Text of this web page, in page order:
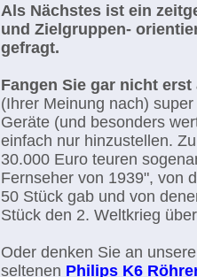
Als Nächstes ist ein
und Zielgruppen-
gefragt.
Fangen Sie gar nicht erst
(Ihrer Meinung nach)
Geräte (und besonders
einfach nur hinzustellen.
30.000 Euro teuren
Fernseher von 1939", von
50 Stück gab und von
Stück den 2. Weltkrieg
Oder denken Sie an
seltenen Philips K6